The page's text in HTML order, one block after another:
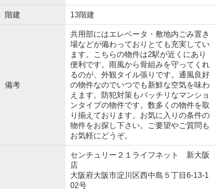
階建 13階建
備考
共用部にはエレベータ・敷地内ごみ置き
場などが備わっておりとても充実してい
ます。こちらの物件は2駅が近くにあり
便利です。雨風から骨組みを守ってくれ
るのが、外観タイル張りです。通風良好
の物件なのでいつでも新鮮な空気を味わ
えます。防犯対策もバッチリなマンショ
ンタイプの物件です。数多くの物件を取
り揃えております。お気に入りの条件の
物件をお探し下さい。ご要望やご質問も
お気軽にどうぞ。
センチュリー２１ライフネット 新大阪
店
大阪府大阪市淀川区西中島５丁目6-13-1
02号